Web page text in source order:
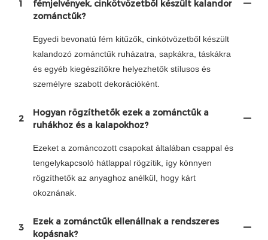
1
fémjelvények, cinkötvözetből készült kalandor
zománctűk?
Egyedi bevonatú fém kitűzők, cinkötvözetből készült
kalandozó zománctűk ruházatra, sapkákra, táskákra
és egyéb kiegészítőkre helyezhetők stílusos és
személyre szabott dekorációként.
2
Hogyan rögzíthetők ezek a zománctűk a
ruhákhoz és a kalapokhoz?
Ezeket a zománcozott csapokat általában csappal és
tengelykapcsoló hátlappal rögzítik, így könnyen
rögzíthetők az anyaghoz anélkül, hogy kárt
okoznának.
3
Ezek a zománctűk ellenállnak a rendszeres
kopásnak?